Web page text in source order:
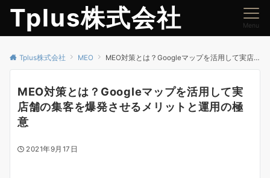
Tplus株式会社 Menu
Tplus株式会社 MEO MEO対策とは？Googleマップを活用して実店舗の集客を爆発させるメリットと運用の極意
MEO対策とは？Googleマップを活用して実
店舗の集客を爆発させるメリットと運用の極
意
2021年9月17日